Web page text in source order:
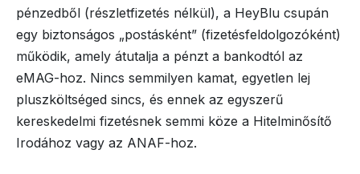
pénzedből (részletfizetés nélkül), a HeyBlu csupán
egy biztonságos „postásként” (fizetésfeldolgozóként)
működik, amely átutalja a pénzt a bankodtól az
eMAG-hoz. Nincs semmilyen kamat, egyetlen lej
pluszköltséged sincs, és ennek az egyszerű
kereskedelmi fizetésnek semmi köze a Hitelminősítő
Irodához vagy az ANAF-hoz.